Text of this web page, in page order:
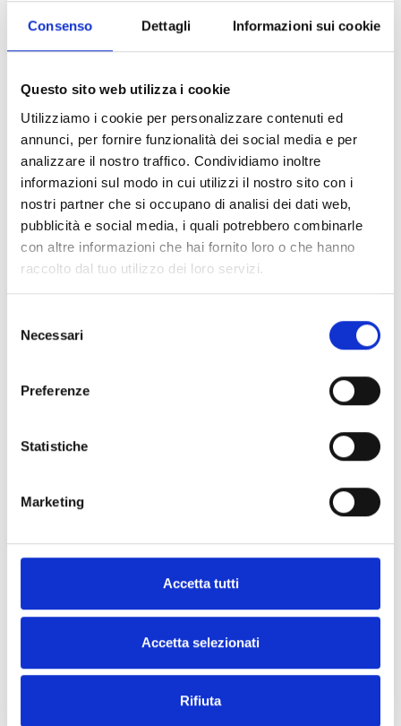
Consenso Dettagli Informazioni sui cookie
Questo sito web utilizza i cookie
Utilizziamo i cookie per personalizzare contenuti ed
annunci, per fornire funzionalità dei social media e per
analizzare il nostro traffico. Condividiamo inoltre
informazioni sul modo in cui utilizzi il nostro sito con i
nostri partner che si occupano di analisi dei dati web,
pubblicità e social media, i quali potrebbero combinarle
con altre informazioni che hai fornito loro o che hanno
raccolto dal tuo utilizzo dei loro servizi.
delNecessari
Preferenze
Statistiche
Marketing
Accetta tutti
Accetta selezionati
Rifiuta
ISC010E
consumo, para uso en exteriores
ESPECIFICACIONES DOCUMENTACIÓN
Potencia acústica a 1 m 95 dB
a
Temperatura de
-10 °...
160 x 64 mm
Peso 920 g 920 g